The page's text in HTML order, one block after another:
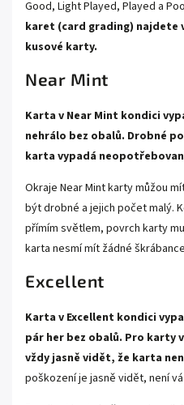
Good, Light Played, Played a
karet (card grading) najdete
kusové karty.
Near Mint
Karta v Near Mint kondici
nehrálo bez obalů. Drobné
karta vypadá
Okraje Near Mint karty můžou
být drobné a jejich počet malý.
přímím světlem, povrch karty
karta nesmí mít žádné
Excellent
Karta v Excellent kondici
pár her bez obalů. Pro karty
vždy jasně vidět, že karta
poškození je jasně vidět, není